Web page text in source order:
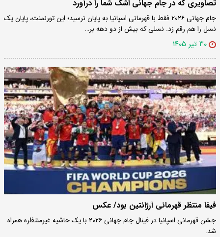
تصاویری که در جام جهانی اشک شما را درآورد
جام جهانی ۲۰۲۶ فقط با قهرمانی اسپانیا به پایان نرسید؛ این تورنمنت، پایان یک
نسل را هم رقم زد. نسلی که بیش از دو دهه بر…
۳۰ تیر ۱۴۰۵
فیفا منتظر قهرمانی آرژانتین بود/ عکس
جشن قهرمانی اسپانیا در فینال جام جهانی ۲۰۲۶ با یک حاشیه غیرمنتظره همراه
شد.